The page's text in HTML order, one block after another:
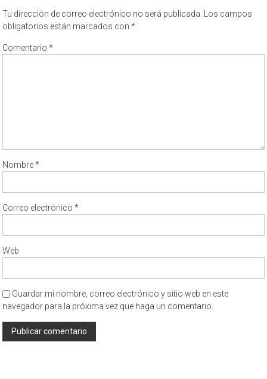
Tu dirección de correo electrónico no será publicada.
Los campos
obligatorios están marcados con*
Comentario*
Nombre*
Correo electrónico*
Web
Guardar mi nombre, correo electrónico y sitio web en este
navegador para la próxima vez que haga un comentario.